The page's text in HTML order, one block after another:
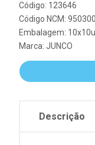
Código: 123646
Código NCM:
Embalagem:
Marca: JUNCO
Descrição